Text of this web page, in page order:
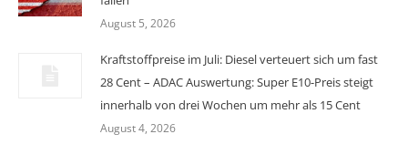
August 5, 2026
Kraftstoffpreise im Juli: Diesel verteuert sich um fast
28 Cent – ADAC Auswertung: Super E10-Preis steigt
innerhalb von drei Wochen um mehr als 15 Cent
August 4, 2026